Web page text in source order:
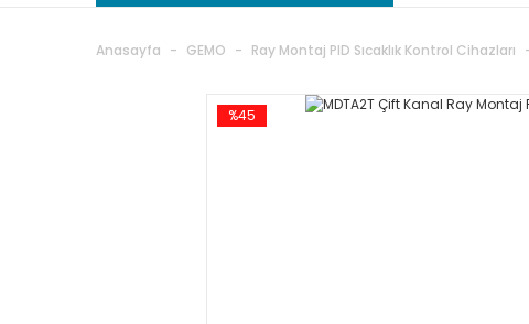
Anasayfa GEMO Ray Montaj PID Sıcaklık Kontrol Cihazları
%45